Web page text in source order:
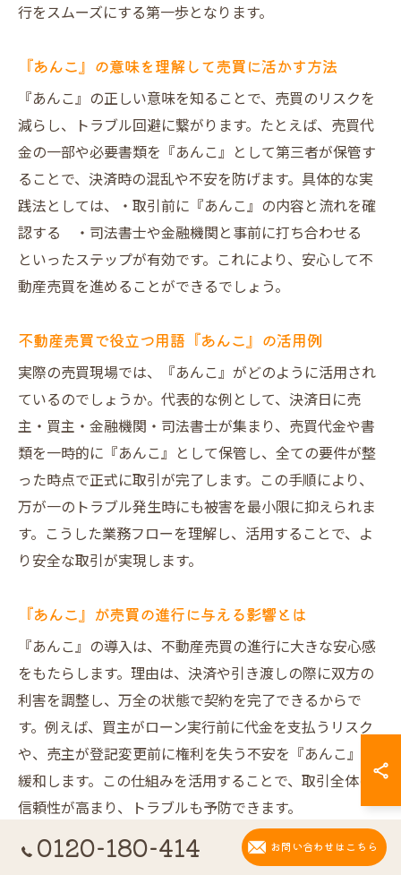
行をスムーズにする第一歩となります。
『あんこ』の意味を理解して売買に活かす方法
『あんこ』の正しい意味を知ることで、売買のリスクを
減らし、トラブル回避に繋がります。たとえば、売買代
金の一部や必要書類を『あんこ』として第三者が保管す
ることで、決済時の混乱や不安を防げます。具体的な実
践法としては、・取引前に『あんこ』の内容と流れを確
認する ・司法書士や金融機関と事前に打ち合わせる
といったステップが有効です。これにより、安心して不
動産売買を進めることができるでしょう。
不動産売買で役立つ用語『あんこ』の活用例
実際の売買現場では、『あんこ』がどのように活用され
ているのでしょうか。代表的な例として、決済日に売
主・買主・金融機関・司法書士が集まり、売買代金や書
類を一時的に『あんこ』として保管し、全ての要件が整
った時点で正式に取引が完了します。この手順により、
万が一のトラブル発生時にも被害を最小限に抑えられま
す。こうした業務フローを理解し、活用することで、よ
り安全な取引が実現します。
『あんこ』が売買の進行に与える影響とは
『あんこ』の導入は、不動産売買の進行に大きな安心感
をもたらします。理由は、決済や引き渡しの際に双方の
利害を調整し、万全の状態で契約を完了できるからで
す。例えば、買主がローン実行前に代金を支払うリスク
や、売主が登記変更前に権利を失う不安を『あんこ』が
緩和します。この仕組みを活用することで、取引全体の
信頼性が高まり、トラブルも予防できます。
取引現場で頻出する不動産用語の理解法
0120-180-414 お問い合わせはこちら